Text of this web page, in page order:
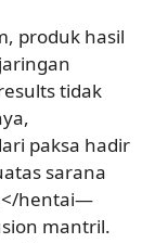
produk hasil
tidak
paksa hadir
sarana
hentai—
mantril.